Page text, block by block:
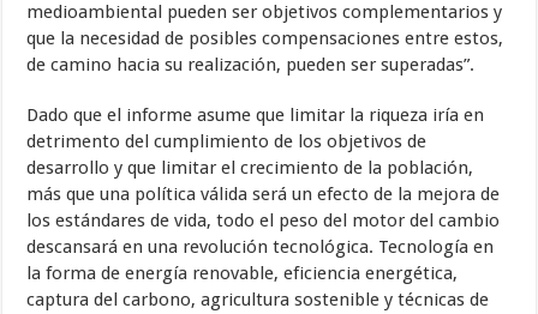
medioambiental pueden ser objetivos complementarios y
que la necesidad de posibles compensaciones entre estos,
de camino hacia su realización, pueden ser superadas”.
Dado que el informe asume que limitar la riqueza iría en
detrimento del cumplimiento de los objetivos de
desarrollo y que limitar el crecimiento de la población,
más que una política válida será un efecto de la mejora de
los estándares de vida, todo el peso del motor del cambio
descansará en una revolución tecnológica. Tecnología en
la forma de energía renovable, eficiencia energética,
captura del carbono, agricultura sostenible y técnicas de